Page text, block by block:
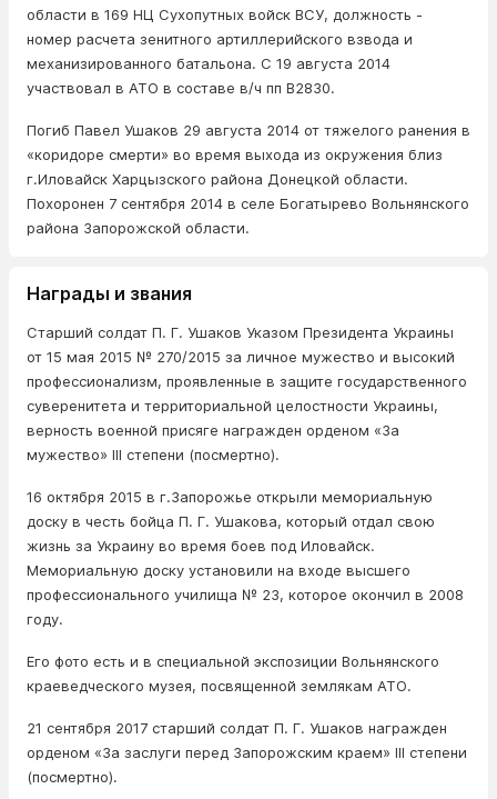
области в 169 НЦ Сухопутных войск ВСУ, должность -
номер расчета зенитного артиллерийского взвода и
механизированного батальона. С 19 августа 2014
участвовал в АТО в составе в/ч пп В2830.
Погиб Павел Ушаков 29 августа 2014 от тяжелого ранения в
«коридоре смерти» во время выхода из окружения близ
г.Иловайск Харцызского района Донецкой области.
Похоронен 7 сентября 2014 в селе Богатырево Вольнянского
района Запорожской области.
Награды и звания
Старший солдат П. Г. Ушаков Указом Президента Украины
от 15 мая 2015 № 270/2015 за личное мужество и высокий
профессионализм, проявленные в защите государственного
суверенитета и территориальной целостности Украины,
верность военной присяге награжден орденом «За
мужество» III степени (посмертно).
16 октября 2015 в г.Запорожье открыли мемориальную
доску в честь бойца П. Г. Ушакова, который отдал свою
жизнь за Украину во время боев под Иловайск.
Мемориальную доску установили на входе высшего
профессионального училища № 23, которое окончил в 2008
году.
Его фото есть и в специальной экспозиции Вольнянского
краеведческого музея, посвященной землякам АТО.
21 сентября 2017 старший солдат П. Г. Ушаков награжден
орденом «За заслуги перед Запорожским краем» III степени
(посмертно).